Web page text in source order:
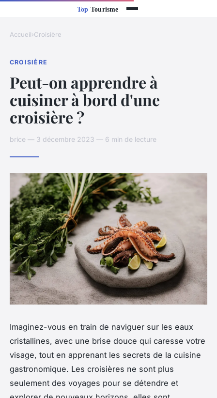
Accueil›Croisière
CROISIÈRE
Peut-on apprendre à
cuisiner à bord d'une
croisière ?
brice — 3 décembre 2023 — 6 min de lecture
Imaginez-vous en train de naviguer sur les eaux
cristallines, avec une brise douce qui caresse votre
visage, tout en apprenant les secrets de la cuisine
gastronomique. Les croisières ne sont plus
seulement des voyages pour se détendre et